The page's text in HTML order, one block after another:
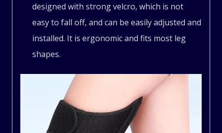
designed with strong velcro, which is not
easy to fall off, and can be easily adjusted and
installed. It is ergonomic and fits most leg
shapes.